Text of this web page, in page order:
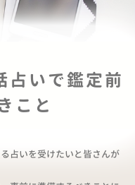
占いで鑑定前
こと
占いを受けたいと皆さんが